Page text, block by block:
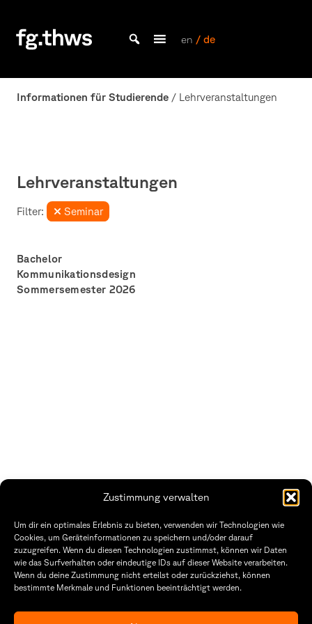
Zustimmung verwalten
Um dir ein optimales Erlebnis zu bieten, verwenden wir Technologien wie
Cookies, um Geräteinformationen zu speichern und/oder darauf
zuzugreifen. Wenn du diesen Technologien zustimmst, können wir Daten
wie das Surfverhalten oder eindeutige IDs auf dieser Website verarbeiten.
Wenn du deine Zustimmung nicht erteilst oder zurückziehst, können
bestimmte Merkmale und Funktionen beeinträchtigt werden.
content
Gestaltung
Würzburg
en / de
Informationen für Studierende / Lehrveranstaltungen
Lehrveranstaltungen
Filter: Seminar
Bachelor
Kommunikationsdesign
Sommersemester 2026
Fakultät Gestaltung Würzburg